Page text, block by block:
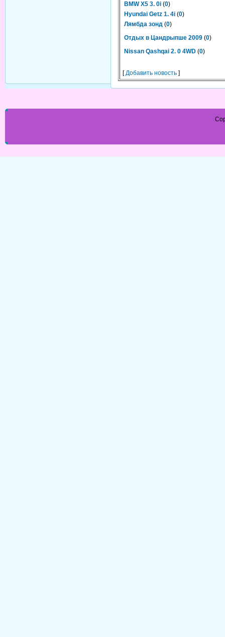
BMW X5 3. 0i (0)
Hyundai Getz 1. 4i (0)
Лямбда зонд (0)
Отдых в Цандрыпше 2009 (0)
Nissan Qashqai 2. 0 4WD (0)
[Добавить новость ]